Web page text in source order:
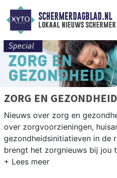
SCHERMERDAGBLAD.NL
lokaal nieuws schermer
ZORG EN
Nieuws over zorg en
over zorgvoorzieningen,
gezondheidsinitiatieven in de
brengt het zorgnieuws bij jou